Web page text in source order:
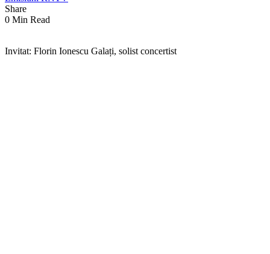
Share
0 Min Read
Invitat: Florin Ionescu Galați, solist concertist